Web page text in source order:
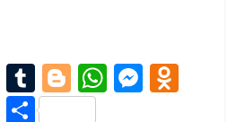
Li
n
T
u
Bl
o
W M
C S